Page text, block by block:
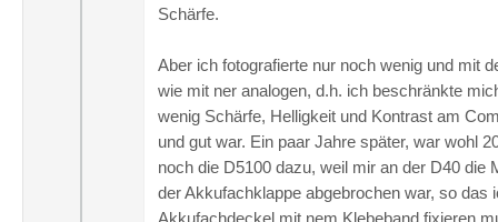
Schärfe.
Aber ich fotografierte nur noch wenig und mit
wie mit ner analogen, d.h. ich beschränkte
wenig Schärfe, Helligkeit und Kontrast am
und gut war. Ein paar Jahre später, war wohl
noch die D5100 dazu, weil mir an der D40 die
der Akkufachklappe abgebrochen war, so das
Akkufachdeckel mit nem Klebeband fixieren